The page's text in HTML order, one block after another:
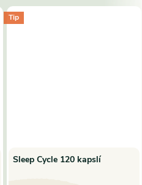
Tip
Sleep Cycle 120 kapslí